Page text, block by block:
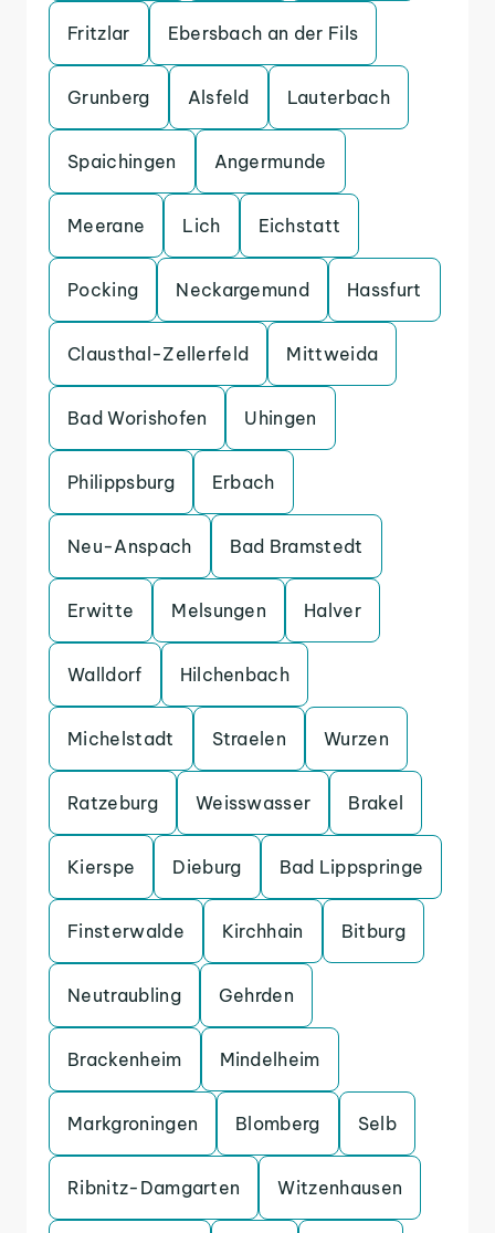
Fritzlar Ebersbach an der Fils
Grunberg Alsfeld Lauterbach
Spaichingen Angermunde
Meerane Lich Eichstatt
Pocking Neckargemund Hassfurt
Clausthal-Zellerfeld Mittweida
Bad Worishofen Uhingen
Philippsburg Erbach
Neu-Anspach Bad Bramstedt
Erwitte Melsungen Halver
Walldorf Hilchenbach
Michelstadt Straelen Wurzen
Ratzeburg Weisswasser Brakel
Kierspe Dieburg Bad Lippspringe
Finsterwalde Kirchhain Bitburg
Neutraubling Gehrden
Brackenheim Mindelheim
Markgroningen Blomberg Selb
Ribnitz-Damgarten Witzenhausen